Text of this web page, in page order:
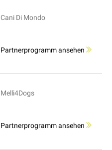
Cani Di Mondo
Partnerprogramm ansehen
Melli4Dogs
Partnerprogramm ansehen